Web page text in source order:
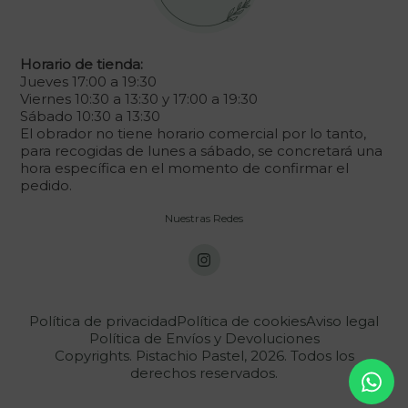
Horario de tienda:
Jueves 17:00 a 19:30
Viernes 10:30 a 13:30 y 17:00 a 19:30
Sábado 10:30 a 13:30
El obrador no tiene horario comercial por lo tanto,
para recogidas de lunes a sábado, se concretará una
hora específica en el momento de confirmar el
pedido.
Nuestras Redes
Copyrights. Pistachio Pastel, 2026. Todos los
derechos reservados.
Política de privacidadPolítica de cookiesAviso legal
Política de Envíos y Devoluciones